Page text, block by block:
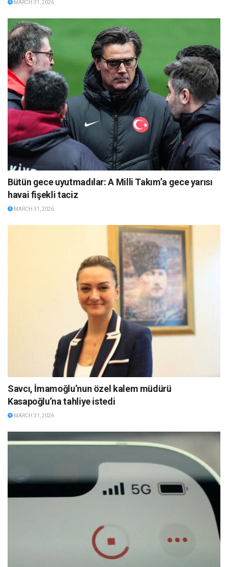
MARCH 31, 2026
Bütün gece uyutmadılar: A Milli Takım’a gece yarısı
havai fişekli taciz
MARCH 31, 2026
Savcı, İmamoğlu’nun özel kalem müdürü
Kasapoğlu’na tahliye istedi
MARCH 31, 2026